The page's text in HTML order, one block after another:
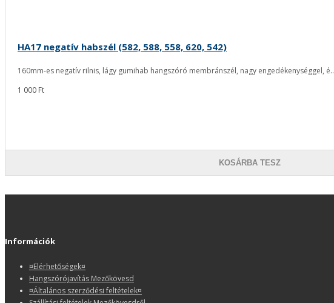
HA17 negatív habszél (582, 588, 558, 620, 542)
160mm-es negatív rilnis, lágy gumihab hangszóró membránszél, nagy engedékenységgel, é..
1 000 Ft
KOSÁRBA TESZ
Információk
¤Elérhetőségek¤
Hangszórójavítás Mezőkövesd
¤Általános szerződési feltételek¤